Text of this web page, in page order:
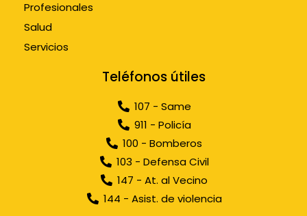
Profesionales
Salud
Servicios
Teléfonos útiles
107 - Same
911 - Policía
100 - Bomberos
103 - Defensa Civil
147 - At. al Vecino
144 - Asist. de violencia